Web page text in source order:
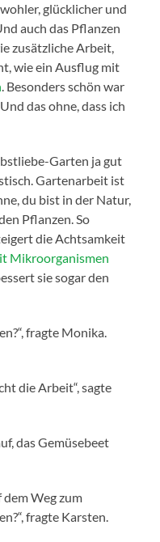
glücklicher und
auch das Pflanzen
zusätzliche Arbeit,
wie ein Ausflug mit
. Besonders schön war
das ohne, dass ich
Garten ja gut
Gartenarbeit ist
du bist in der Natur,
Pflanzen. So
die Achtsamkeit
Mikroorganismen
sie sogar den
fragte Monika.
die Arbeit“, sagte
das Gemüsebeet
Weg zum
fragte Karsten.